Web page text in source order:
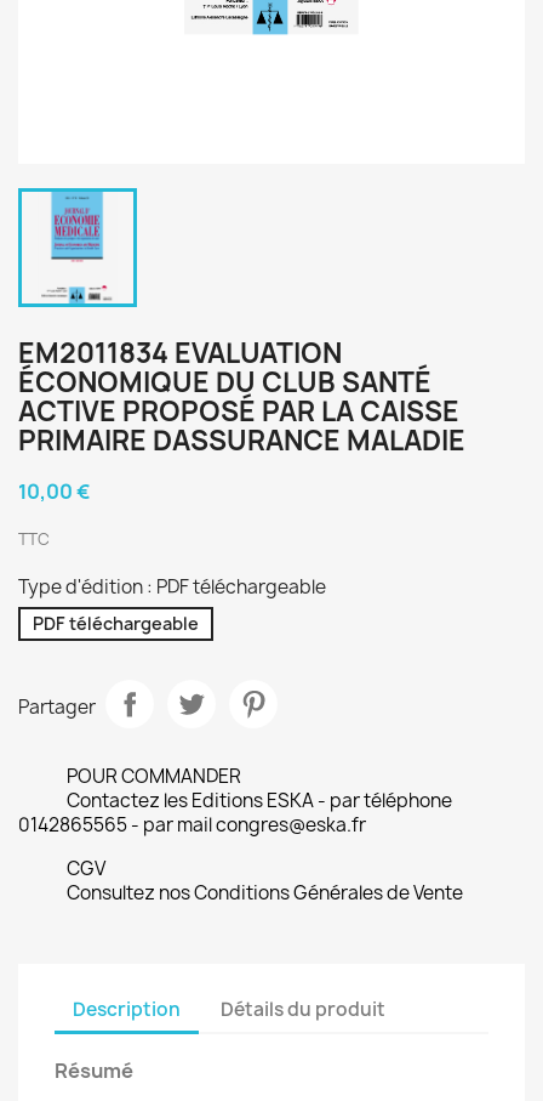
EM2011834 EVALUATION
ÉCONOMIQUE DU CLUB SANTÉ
ACTIVE PROPOSÉ PAR LA CAISSE
PRIMAIRE DASSURANCE MALADIE
10,00 €
TTC
Type d'édition : PDF téléchargeable
PDF téléchargeable
Partager
POUR COMMANDER
Contactez les Editions ESKA - par téléphone
0142865565 - par mail congres@eska.fr
CGV
Consultez nos Conditions Générales de Vente
Description Détails du produit
Résumé